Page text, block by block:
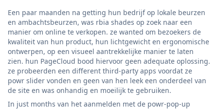
Een paar maanden na getting hun bedrijf op lokale beurzen
en ambachtsbeurzen, was rbia shades op zoek naar een
manier om online te verkopen. ze wanted om bezoekers de
kwaliteit van hun product, hun lichtgewicht en ergonomische
ontwerpen, op een visueel aantrekkelijke manier te laten
zien. hun PageCloud bood hiervoor geen adequate oplossing.
ze probeerden een different third-party apps voordat ze
powr slider vonden en geen van hen leek een onderdeel van
de site en was onhandig en moeilijk te gebruiken.
In just months van het aanmelden met de powr-pop-up